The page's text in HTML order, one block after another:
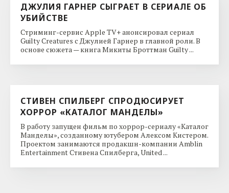
ДЖУЛИЯ ГАРНЕР СЫГРАЕТ В СЕРИАЛЕ ОБ
УБИЙСТВЕ
Стриминг-сервис Apple TV+ анонсировал сериал
Guilty Creatures с Джулией Гарнер в главной роли. В
основе сюжета — книга Микиты Броттман Guilty ...
СТИВЕН СПИЛБЕРГ СПРОДЮСИРУЕТ
ХОРРОР «КАТАЛОГ МАНДЕЛЫ»
В работу запущен фильм по хоррор-сериалу «Каталог
Манделы», созданному ютубером Алексом Кистером.
Проектом занимаются продакшн-компании Amblin
Entertainment Стивена Спилберга, United ...